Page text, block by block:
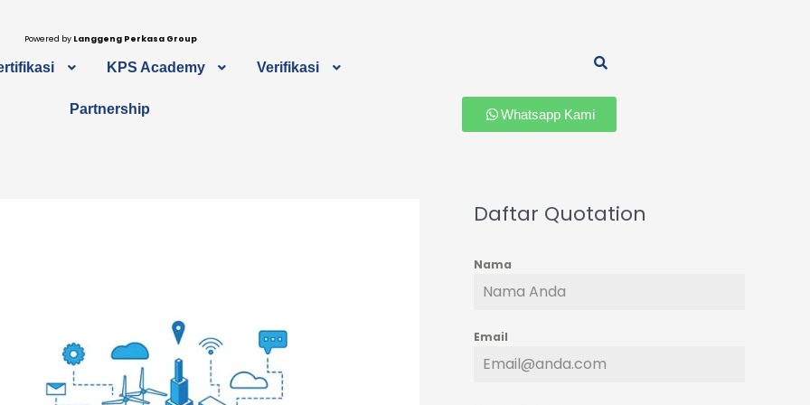
Powered by Langgeng Perkasa Group
KPS Academy Verifikasi
Partnership Whatsapp Kami
Daftar Quotation
Nama
Email